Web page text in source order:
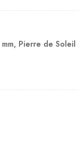
, Pierre de Soleil